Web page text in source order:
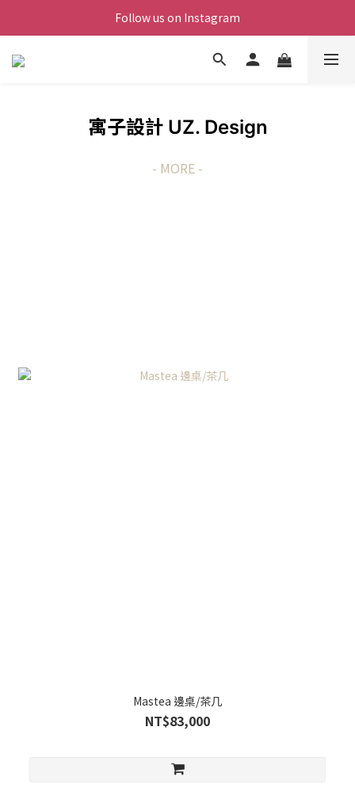
Follow us on Instagram
寓子設計 UZ. Design
- MORE -
Mastea 邊桌/茶几
NT$83,000